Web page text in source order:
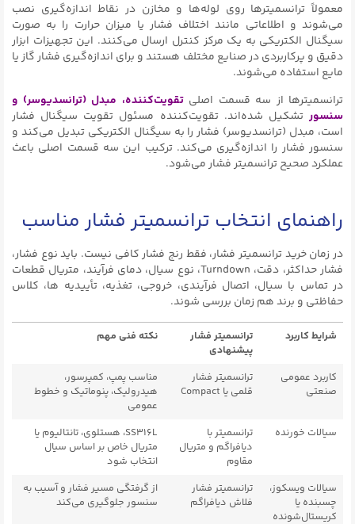
معمولاً ترانسمیترها روی لوله‌ها و مخازن در نقاط اندازه‌گیری نصب
می‌شوند و اطلاعاتی مانند اختلاف فشار یا میزان حرارت را به صورت
سیگنال الکتریکی به یک مرکز کنترل ارسال می‌کنند. این تجهیزات ابزار
دقیق و پرکاربردی در صنایع مختلف هستند و برای اندازه‌گیری فشار گاز یا
مایع استفاده می‌شوند.
ترانسمیترها از سه قسمت اصلیتقویت‌کننده، مبدل (ترانسدیوسر) و
سنسور تشکیل شده‌اند. تقویت‌کننده مسئول تقویت سیگنال فشار
است، مبدل (ترانسدیوسر) فشار را به سیگنال الکتریکی تبدیل می‌کند و
سنسور فشار را اندازه‌گیری می‌کند. ترکیب این سه قسمت اصلی باعث
عملکرد صحیح ترانسمیتر فشار می‌شود.
راهنمای انتخاب ترانسمیتر فشار مناسب
در زمان خرید ترانسمیتر فشار، فقط رنج فشار کافی نیست. باید نوع فشار،
فشار حداکثر، دقت، Turndown، نوع سیال، دمای فرآیند، متریال قطعات
در تماس با سیال، اتصال فرآیندی، خروجی، تغذیه، تأییدیه ها، کلاس
حفاظتی و برند هم زمان بررسی شوند.
شرایط کاربرد
ترانسمیتر فشار
پیشنهادی
نکته فنی مهم
کاربرد عمومی
صنعتی
ترانسمیتر فشار
قلمی یا Compact
مناسب پمپ، کمپرسور،
هیدرولیک، پنوماتیک و خطوط
عمومی
سیالات خورنده
ترانسمیتر با
دیافراگم و متریال
مقاوم
SS316L، هستلوی، تانتالیوم یا
متریال خاص بر اساس سیال
انتخاب شود
سیالات ویسکوز،
چسبنده یا
کریستال‌شونده
ترانسمیتر فشار
فلاش دیافراگم
از گرفتگی مسیر فشار و آسیب به
سنسور جلوگیری می‌کند